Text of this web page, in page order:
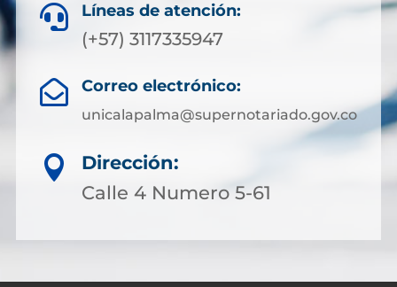
 Líneas de atención:
(+57) 3117335947
 Correo electrónico:
unicalapalma@supernotariado.gov.co

Dirección:
Calle 4 Numero 5-61